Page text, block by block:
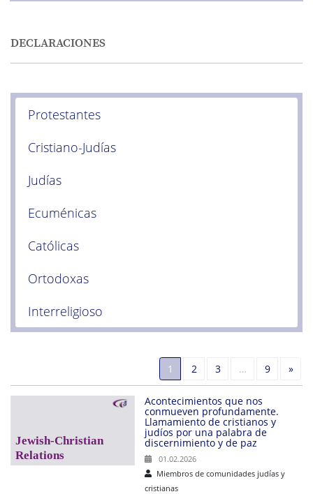
DECLARACIONES
Protestantes
Cristiano-Judías
Judías
Ecuménicas
Católicas
Ortodoxas
Interreligioso
1 2 3 … 9 »
Acontecimientos que nos
conmueven profundamente.
Llamamiento de cristianos y
judíos por una palabra de
discernimiento y de paz
01.02.2026
Miembros de comunidades judías y
cristianas